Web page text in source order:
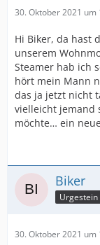
30. Oktober 2021 um
Hi Biker, da hast
unserem
Steamer hab ich
hört mein Mann
das ja jetzt nicht
vielleicht jemand
möchte… ein
Biker
Urgestein
30. Oktober 2021 um